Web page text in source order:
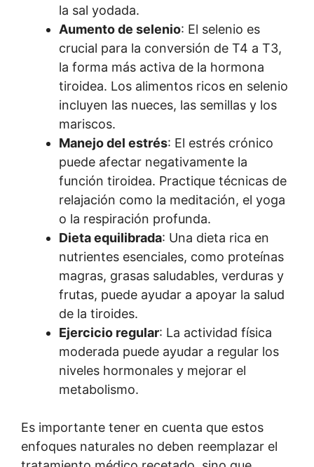
la sal yodada.
Aumento de selenio: El selenio es
crucial para la conversión de T4 a T3,
la forma más activa de la hormona
tiroidea. Los alimentos ricos en selenio
incluyen las nueces, las semillas y los
mariscos.
Manejo del estrés: El estrés crónico
puede afectar negativamente la
función tiroidea. Practique técnicas de
relajación como la meditación, el yoga
o la respiración profunda.
Dieta equilibrada: Una dieta rica en
nutrientes esenciales, como proteínas
magras, grasas saludables, verduras y
frutas, puede ayudar a apoyar la salud
de la tiroides.
Ejercicio regular: La actividad física
moderada puede ayudar a regular los
niveles hormonales y mejorar el
metabolismo.
Es importante tener en cuenta que estos
enfoques naturales no deben reemplazar el